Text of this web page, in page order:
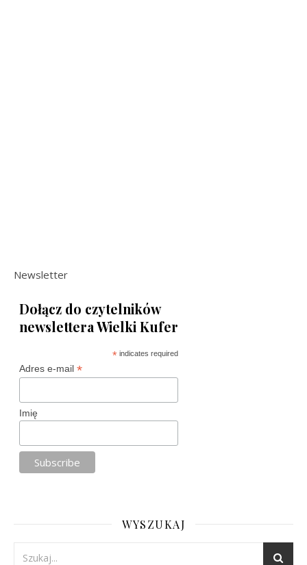
Newsletter
Dołącz do czytelników
newslettera Wielki Kufer
* indicates required
Adres e-mail *
Imię
WYSZUKAJ